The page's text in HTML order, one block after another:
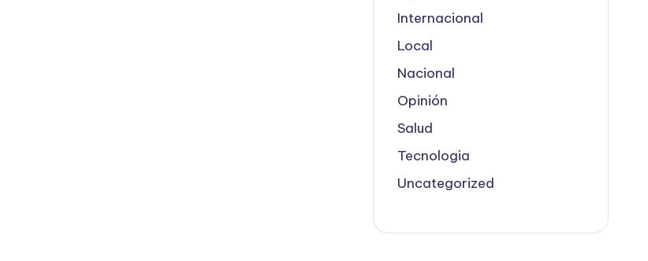
Internacional
Local
Nacional
Opinión
Salud
Tecnologia
Uncategorized